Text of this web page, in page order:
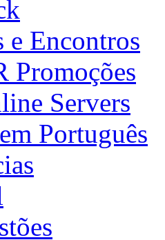
e Encontros
Promoções
Servers
Português